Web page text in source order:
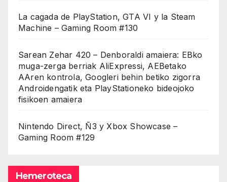
La cagada de PlayStation, GTA VI y la Steam
Machine – Gaming Room #130
Sarean Zehar 420 – Denboraldi amaiera: EBko
muga-zerga berriak AliExpressi, AEBetako
AAren kontrola, Googleri behin betiko zigorra
Androidengatik eta PlayStationeko bideojoko
fisikoen amaiera
Nintendo Direct, Ñ3 y Xbox Showcase –
Gaming Room #129
Hemeroteca